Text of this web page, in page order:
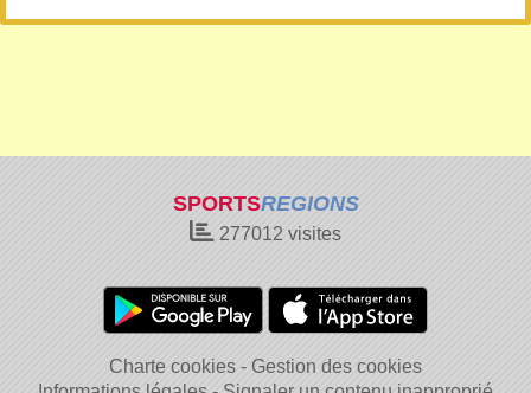
SPORTSREGIONS
277012 visites
Charte cookies
Gestion des cookies